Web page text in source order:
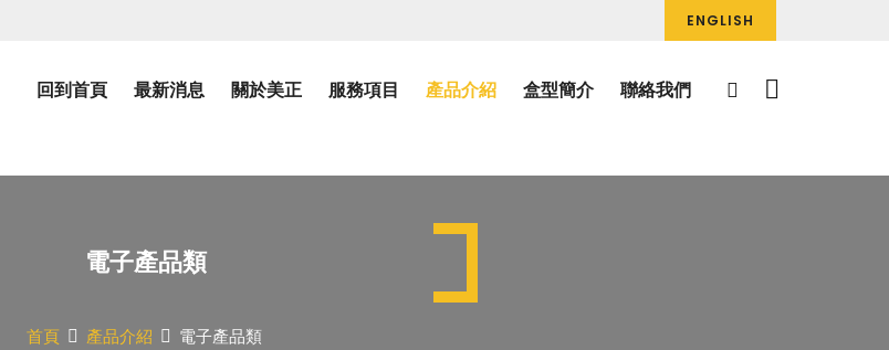
ENGLISH
回到首頁 最新消息 關於美正 服務項目 產品介紹 盒型簡介 聯絡我們
電子產品類
首頁 產品介紹 電子產品類